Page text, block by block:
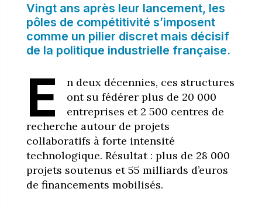
Vingt ans après leur lancement, les
pôles de compétitivité s’imposent
comme un pilier discret mais décisif
de la politique industrielle française.
E
n deux décennies, ces structures
ont su fédérer plus de 20 000
entreprises et 2 500 centres de
recherche autour de projets
collaboratifs à forte intensité
technologique. Résultat : plus de 28 000
projets soutenus et 55 milliards d’euros
de financements mobilisés.